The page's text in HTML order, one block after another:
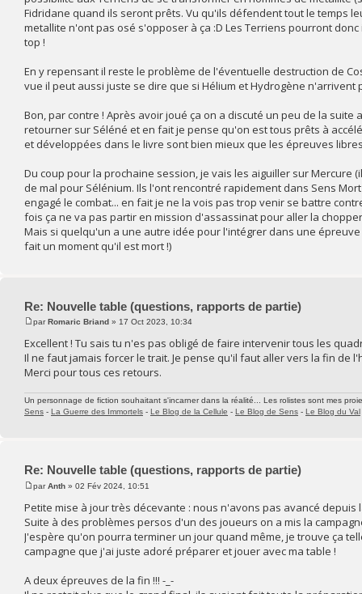
Fidridane quand ils seront prêts. Vu qu'ils défendent tout le temps
metallite n'ont pas osé s'opposer à ça :D Les Terriens pourront
top !
En y repensant il reste le problème de l'éventuelle destruction de
vue il peut aussi juste se dire que si Hélium et Hydrogène
Bon, par contre ! Après avoir joué ça on a discuté un peu de la
retourner sur Séléné et en fait je pense qu'on est tous prêts à
et développées dans le livre sont bien mieux que les épreuves
Du coup pour la prochaine session, je vais les aiguiller sur Mercure
de mal pour Sélénium. Ils l'ont rencontré rapidement dans Sens
engagé le combat... en fait je ne la vois pas trop venir se battre
fois ça ne va pas partir en mission d'assassinat pour aller la
Mais si quelqu'un a une autre idée pour l'intégrer dans une
fait un moment qu'il est mort !)
Re: Nouvelle table (questions, rapports de partie)
parRomaric Briand » 17 Oct 2023, 10:34
Excellent ! Tu sais tu n'es pas obligé de faire intervenir tous les
Il ne faut jamais forcer le trait. Je pense qu'il faut aller vers la fin de
Merci pour tous ces retours.
Un personnage de fiction souhaitant s'incarner dans la réalité... Les rolistes sont mes
Sens - La Guerre des Immortels - Le Blog de la Cellule - Le Blog de Sens - Le Blog du Val
Re: Nouvelle table (questions, rapports de partie)
parAnth » 02 Fév 2024, 10:51
Petite mise à jour très décevante : nous n'avons pas avancé depuis
Suite à des problèmes persos d'un des joueurs on a mis la
J'espère qu'on pourra terminer un jour quand même, je trouve ça
campagne que j'ai juste adoré préparer et jouer avec ma table !
A deux épreuves de la fin !!! -_-